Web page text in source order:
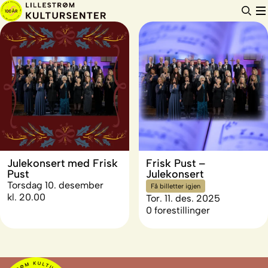
Hopp
til
innhold
Julekonsert med Frisk
Pust
Torsdag 10. desember
kl. 20.00
Frisk Pust –
Julekonsert
Få billetter igjen
Tor. 11. des. 2025
0 forestillinger